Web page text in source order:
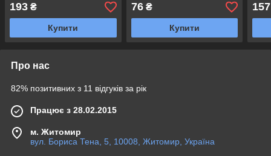
193 ₴
Купити
76₴
Купити
157
Про нас
82% позитивних з 11 відгуків за рік
Працює з 28.02.2015
м. Житомир
вул. Бориса Тена, 5, 10008, Житомир, Україна